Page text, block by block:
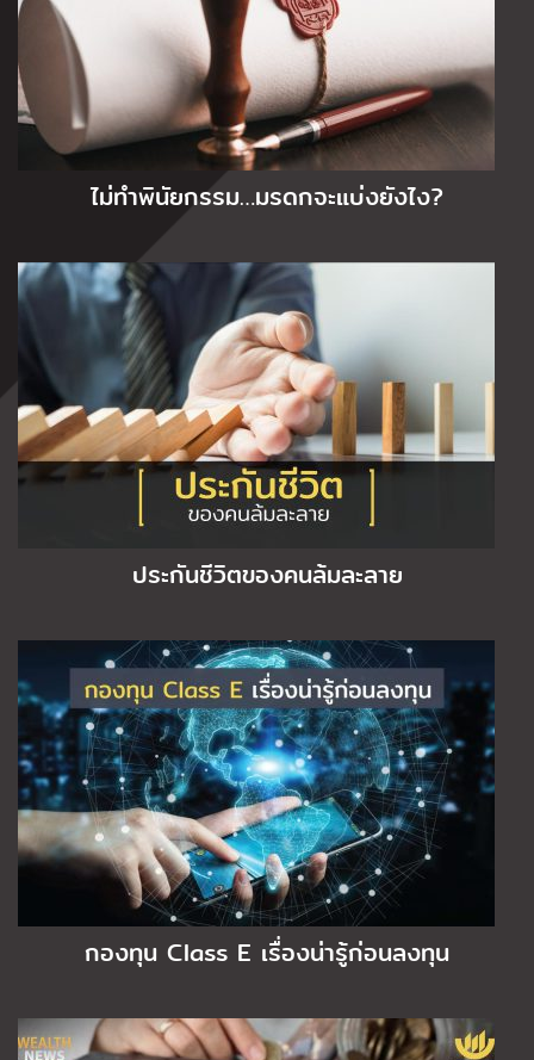
ไม่ทำพินัยกรรม…มรดกจะแบ่งยังไง?
ประกันชีวิตของคนล้มละลาย
กองทุน Class E เรื่องน่ารู้ก่อนลงทุน